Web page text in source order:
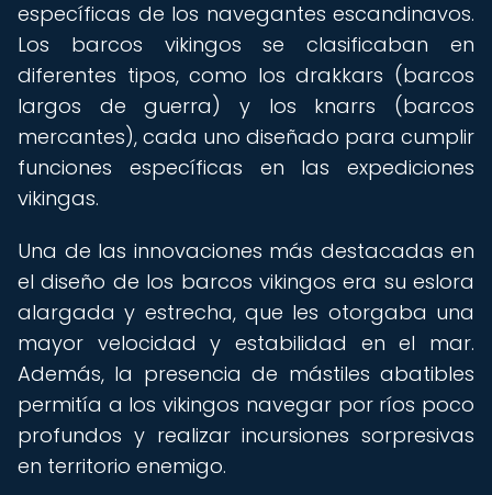
específicas de los navegantes escandinavos.
Los barcos vikingos se clasificaban en
diferentes tipos, como los drakkars (barcos
largos de guerra) y los knarrs (barcos
mercantes), cada uno diseñado para cumplir
funciones específicas en las expediciones
vikingas.
Una de las innovaciones más destacadas en
el diseño de los barcos vikingos era su eslora
alargada y estrecha, que les otorgaba una
mayor velocidad y estabilidad en el mar.
Además, la presencia de mástiles abatibles
permitía a los vikingos navegar por ríos poco
profundos y realizar incursiones sorpresivas
en territorio enemigo.